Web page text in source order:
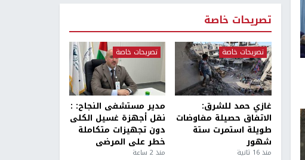
تصريحات خاصة
تصريحات خاصة
غازي حمد للشرق:
الاتفاق حصيلة مفاوضات
طويلة استمرت ستة
شهور
منذ 16 ثانية
تصريحات خاصة
مدير مستشفى النجاح: :
نقل أجهزة غسيل الكلى
دون تجهيزات متكاملة
خطر على المرضى
منذ 2 ساعة